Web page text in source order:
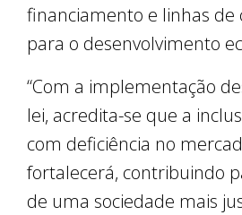
financiamento e linhas de
para o desenvolvimento
“Com a implementação
lei, acredita-se que a
com deficiência no
fortalecerá, contribuindo
de uma sociedade mais